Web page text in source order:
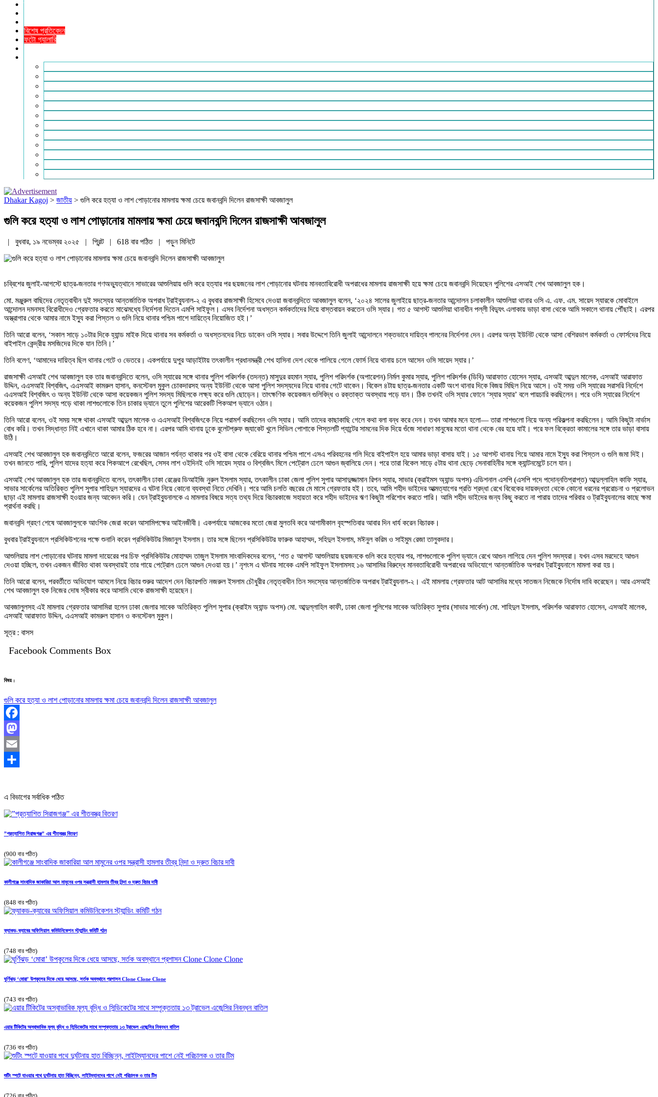
বিশেষ প্রতিবেদন
ফটো গ্যালারি
Dhakar Kagoj > জাতীয় > গুলি করে হত্যা ও লাশ পোড়ানোর মামলায় ক্ষমা চেয়ে জবানবন্দি দিলেন রাজসাক্ষী আবজালুল
গুলি করে হত্যা ও লাশ পোড়ানোর মামলায় ক্ষমা চেয়ে জবানবন্দি দিলেন রাজসাক্ষী আবজালুল
| বুধবার, ১৯ নভেম্বর ২০২৫ | প্রিন্ট | 618 বার পঠিত | পড়ুনমিনিটে
চব্বিশের জুলাই-আগস্টে ছাত্র-জনতার গণঅভ্যুত্থানে সাভারের আশুলিয়ায় গুলি করে হত্যার পর ছয়জনের লাশ পোড়ানোর ঘটনায় মানবতাবিরোধী অপরাধের মামলায় রাজসাক্ষী হয়ে ক্ষমা চেয়ে জবানবন্দি দিয়েছেন পুলিশের এসআই শেখ আবজালুল হক।
মো. মঞ্জুরুল বাছিদের নেতৃত্বাধীন দুই সদস্যের আন্তর্জাতিক অপরাধ ট্রাইব্যুনাল-২ এ বুধবার রাজসাক্ষী হিসেবে দেওয়া জবানবন্দিতে আবজালুল বলেন, ‘২০২৪ সালের জুলাইয়ে ছাত্র-জনতার আন্দোলন চলাকালীন আশুলিয়া থানার ওসি এ. এফ. এম. সায়েদ স্যারকে মোবাইলে
আন্দোলন দমনসহ বিরোধীদেও গ্রেফতার করতে মাঝেমধ্যে নির্দেশনা দিতেন এমপি সাইফুল। এসব নির্দেশনা অধস্তন কর্মকর্তাদের দিয়ে বাস্তবায়ন করতেন ওসি স্যার। গত ৫ আগস্ট আশুলিয়া থানাধীন পল্লী বিদ্যুৎ এলাকায় ভাড়া বাসা থেকে আমি সকালে থানায় পৌঁছাই। এরপর
অস্ত্রাগার থেকে আমার নামে ইস্যু করা পিস্তল ও গুলি নিয়ে থানার পশ্চিম পাশে দায়িত্বে নিয়োজিত হই।’
তিনি আরো বলেন, ‘সকাল সাড়ে ১০টার দিকে হ্যান্ড মাইক দিয়ে থানার সব কর্মকর্তা ও অধস্তনদের নিচে ডাকেন ওসি স্যার। সবার উদ্দেশে তিনি জুলাই আন্দোলনে শক্তভাবে দায়িত্ব পালনের নির্দেশনা দেন। এরপর অন্য ইউনিট থেকে আসা বেশিরভাগ কর্মকর্তা ও ফোর্সদের নিয়ে
বাইপাইল কেন্দ্রীয় মসজিদের দিকে যান তিনি।’
তিনি বলেণ, ‘আমাদের দায়িত্ব ছিল থানার গেটে ও ভেতরে। একপর্যায়ে দুপুর আড়াইটায় তৎকালীন প্রধানমন্ত্রী শেখ হাসিনা দেশ থেকে পালিয়ে গেলে ফোর্স নিয়ে থানায় চলে আসেন ওসি সায়েদ স্যার।’
রাজসাক্ষী এসআই শেখ আবজালুল হক তার জবানবন্দিতে বলেন, ওসি স্যারের সঙ্গে থানার পুলিশ পরিদর্শক (তদন্ত) মাসুদুর রহমান স্যার, পুলিশ পরিদর্শক (অপারেশন) নির্মল কুমার স্যার, পুলিশ পরিদর্শক (ডিবি) আরাফাত হোসেন স্যার, এসআই আব্দুল মালেক, এসআই আরাফাত
উদ্দিন, এএসআই বিশ্বজিৎ, এএসআই কামরুল হাসান, কনস্টেবল মুকুল চোকদারসহ অন্য ইউনিট থেকে আসা পুলিশ সদস্যদের নিয়ে থানার গেটে থাকেন। বিকেল ৪টায় ছাত্র-জনতার একটি অংশ থানার দিকে বিজয় মিছিল নিয়ে আসে। ওই সময় ওসি স্যারের সরাসরি নির্দেশে
এএসআই বিশ্বজিৎ ও অন্য ইউনিট থেকে আসা কয়েকজন পুলিশ সদস্য মিছিলকে লক্ষ্য করে গুলি ছোড়েন। তাৎক্ষণিক কয়েকজন গুলিবিদ্ধ ও রক্তাক্ত অবস্থায় পড়ে যান। ঠিক তখনই ওসি স্যার ফোনে ‘স্যার স্যার’ বলে পায়চারি করছিলেন। পরে ওসি স্যারের নির্দেশে
কয়েকজন পুলিশ সদস্য পড়ে থাকা লাশগুলোকে তিন চাকার ভ্যানে তুলে পুলিশের আরেকটি পিকআপ ভ্যানে ওঠান।
তিনি আরো বলেন, ওই সময় সঙ্গে থাকা এসআই আব্দুল মালেক ও এএসআই বিশ্বজিৎকে নিয়ে পরামর্শ করছিলেন ওসি স্যার। আমি তাদের কাছাকাছি গেলে কথা বলা বন্ধ করে দেন। তখন আমার মনে হলো— তারা লাশগুলো নিয়ে অন্য পরিকল্পনা করছিলেন। আমি কিছুটা নার্ভাস
বোধ করি। তখন সিদ্ধান্ত নিই এখানে থাকা আমার ঠিক হবে না। এরপর আমি থানায় ঢুকে বুলেটপ্রুফ জ্যাকেট খুলে সিভিল পোশাকে পিস্তলটি প্যান্টের সামনের দিক দিয়ে গুঁজে সাধারণ মানুষের মতো থানা থেকে বের হয়ে যাই। পরে ফল বিক্রেতা কামালের সঙ্গে তার ভাড়া বাসায়
উঠি।
এসআই শেখ আবজালুল হক জবানবন্দিতে আরো বলেন, ফজরের আজান পর্যন্ত থাকার পর ওই বাসা থেকে বেরিয়ে থানার পশ্চিম পাশে এসএ পরিবহনের গলি দিয়ে বাইপাইল হয়ে আমার ভাড়া বাসায় যাই। ১৫ আগস্ট থানায় গিয়ে আমার নামে ইস্যু করা পিস্তল ও গুলি জমা দিই।
তখন জানতে পারি, পুলিশ যাদের হত্যা করে পিকআপে রেখেছিল, সেসব লাশ ওইদিনই ওসি সায়েদ স্যার ও বিশ্বজিৎ মিলে পেট্রোল ঢেলে আগুন জ্বালিয়ে দেন। পরে তারা বিকেল সাড়ে ৫টায় থানা ছেড়ে সেনাবাহিনীর সঙ্গে ক্যান্টনমেন্টে চলে যান।
এসআই শেখ আবজালুল হক তার জবানবন্দিতে বলেন, তৎকালীন ঢাকা রেঞ্জের ডিআইজি নুরুল ইসলাম স্যার, তৎকালীন ঢাকা জেলা পুলিশ সুপার আসাদুজ্জামান রিপন স্যার, সাভার (ক্রাইমস অ্যান্ড অপস) এডিশনাল এসপি (এসপি পদে পদোন্নতিপ্রাপ্ত) আব্দুল্লাহিল কাফি স্যার,
সাভার সার্কেলের অতিরিক্ত পুলিশ সুপার শাহিদুল স্যারদের এ ঘটনা নিয়ে কোনো ব্যবস্থা নিতে দেখিনি। পরে আমি চলতি বছরের মে মাসে গ্রেফতার হই। তবে, আমি শহীদ ভাইদের আত্মত্যাগের প্রতি শ্রদ্ধা রেখে বিবেকের দায়বদ্ধতা থেকে কোনো ধরনের প্ররোচনা ও প্রলোভন
ছাড়া এই মামলায় রাজসাক্ষী হওয়ার জন্য আবেদন করি। যেন ট্রাইব্যুনালকে এ মামলার বিষয়ে সত্য তথ্য দিয়ে বিচারকাজে সহায়তা করে শহীদ ভাইদের ঋণ কিছুটা পরিশোধ করতে পারি। আমি শহীদ ভাইদের জন্য কিছু করতে না পারায় তাদের পরিবার ও ট্রাইব্যুনালের কাছে ক্ষমা
প্রার্থনা করছি।
জবানবন্দি গ্রহণ শেষে আবজালুলকে আংশিক জেরা করেন আসামিপক্ষের আইনজীবী। একপর্যায়ে আজকের মতো জেরা মুলতবি করে আগামীকাল বৃহস্পতিবার আবার দিন ধার্য করেন বিচারক।
বুধবার ট্রাইব্যুনালে প্রসিকিউশনের পক্ষে শুনানি করেন প্রসিকিউটর মিজানুল ইসলাম। তার সঙ্গে ছিলেন প্রসিকিউটর ফারুক আহাম্মদ, সহিদুল ইসলাম, মঈনুল করিম ও সাইমুম রেজা তালুকদার।
আশুলিয়ায় লাশ পোড়ানোর ঘটনায় মামলা দায়েরের পর চিফ প্রসিকিউটর মোহাম্মদ তাজুল ইসলাম সাংবাদিকদের বলেন, ‘গত ৫ আগস্ট আশুলিয়ায় ছয়জনকে গুলি করে হত্যার পর, লাশগুলোকে পুলিশ ভ্যানে রেখে আগুন লাগিয়ে দেন পুলিশ সদস্যরা। যখন এসব মরদেহে আগুন
দেওয়া হচ্ছিল, তখন একজন জীবিত থাকা অবস্থায়ই তার গায়ে পেট্রোল ঢেলে আগুন দেওয়া হয়।’ নৃশংস এ ঘটনায় সাবেক এমপি সাইফুল ইসলামসহ ১৬ আসামির বিরুদ্ধে মানবতাবিরোধী অপরাধের অভিযোগে আন্তর্জাতিক অপরাধ ট্রাইব্যুনালে মামলা করা হয়।
তিনি আরো বলেন, পরবর্তীতে অভিযোগ আমলে নিয়ে বিচার শুরুর আদেশ দেন বিচারপতি নজরুল ইসলাম চৌধুরীর নেতৃত্বাধীন তিন সদস্যের আন্তর্জাতিক অপরাধ ট্রাইব্যুনাল-২। এই মামলায় গ্রেফতার আট আসামির মধ্যে সাতজন নিজেকে নির্দোষ দাবি করেছেন। আর এসআই
শেখ আবজালুল হক নিজের দোষ স্বীকার করে আসামি থেকে রাজসাক্ষী হয়েছেন।
আবজালুলসহ এই মামলায় গ্রেফতার আসামিরা হলেন ঢাকা জেলার সাবেক অতিরিক্ত পুলিশ সুপার (ক্রাইম অ্যান্ড অপস) মো. আব্দুল্লাহিল কাফী, ঢাকা জেলা পুলিশের সাবেক অতিরিক্ত সুপার (সাভার সার্কেল) মো. শাহিদুল ইসলাম, পরিদর্শক আরাফাত হোসেন, এসআই মালেক,
এসআই আরাফাত উদ্দিন, এএসআই কামরুল হাসান ও কনস্টেবল মুকুল।
সূত্র : বাসস
Facebook Comments Box
বিষয় :
গুলি করে হত্যা ও লাশ পোড়ানোর মামলায় ক্ষমা চেয়ে জবানবন্দি দিলেন রাজসাক্ষী আবজালুল
Facebook
Mastodon
Email
এ বিভাগের সর্বাধিক পঠিত
”প্রত্যাশিত সিরাজগঞ্জ” এর শীতবস্ত্র বিতরণ
(900 বার পঠিত)
কালীগঞ্জে সাংবাদিক জাকারিয়া আল মামুনের ওপর সন্ত্রাসী হামলার তীব্র নিন্দা ও দ্রুত বিচার দাবী
(848 বার পঠিত)
ফ্যাকড-ক্যাবের অফিসিয়াল কমিউনিকেশন স্ট্যান্ডিং কমিটি গঠন
(748 বার পঠিত)
ঘূর্ণিঝড় ‘মোরা’ উপকূলের দিকে ধেয়ে আসছে, সর্তক অবস্থানে প্রশাসন Clone Clone Clone
(743 বার পঠিত)
এয়ার টিকিটের অস্বাভাবিক মূল্য বৃদ্ধি ও সিন্ডিকেটের সাথে সম্পৃক্ততায় ১৩ ট্রাভেল এজেন্সির নিবন্ধন বাতিল
(736 বার পঠিত)
শুটিং স্পটে যাওয়ার পথে দুর্ঘটনায় হাত বিচ্ছিন্ন, লাইটম্যানদের পাশে নেই পরিচালক ও তার টিম